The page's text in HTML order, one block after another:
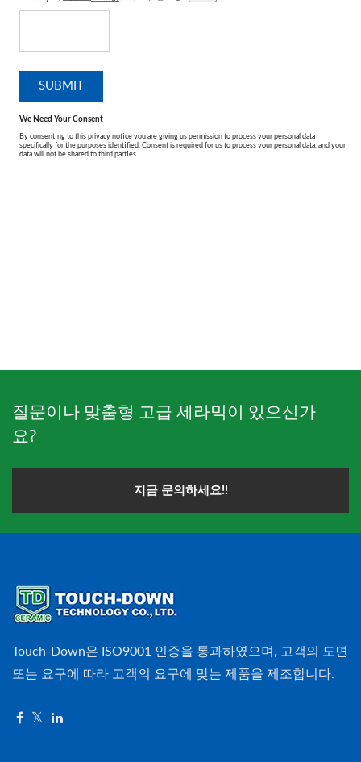
질문이나 맞춤형 고급 세라믹이 있으신가
요?
지금 문의하세요!!
Touch-Down은 ISO9001 인증을 통과하였으며, 고객의 도면
또는 요구에 따라 고객의 요구에 맞는 제품을 제조합니다.